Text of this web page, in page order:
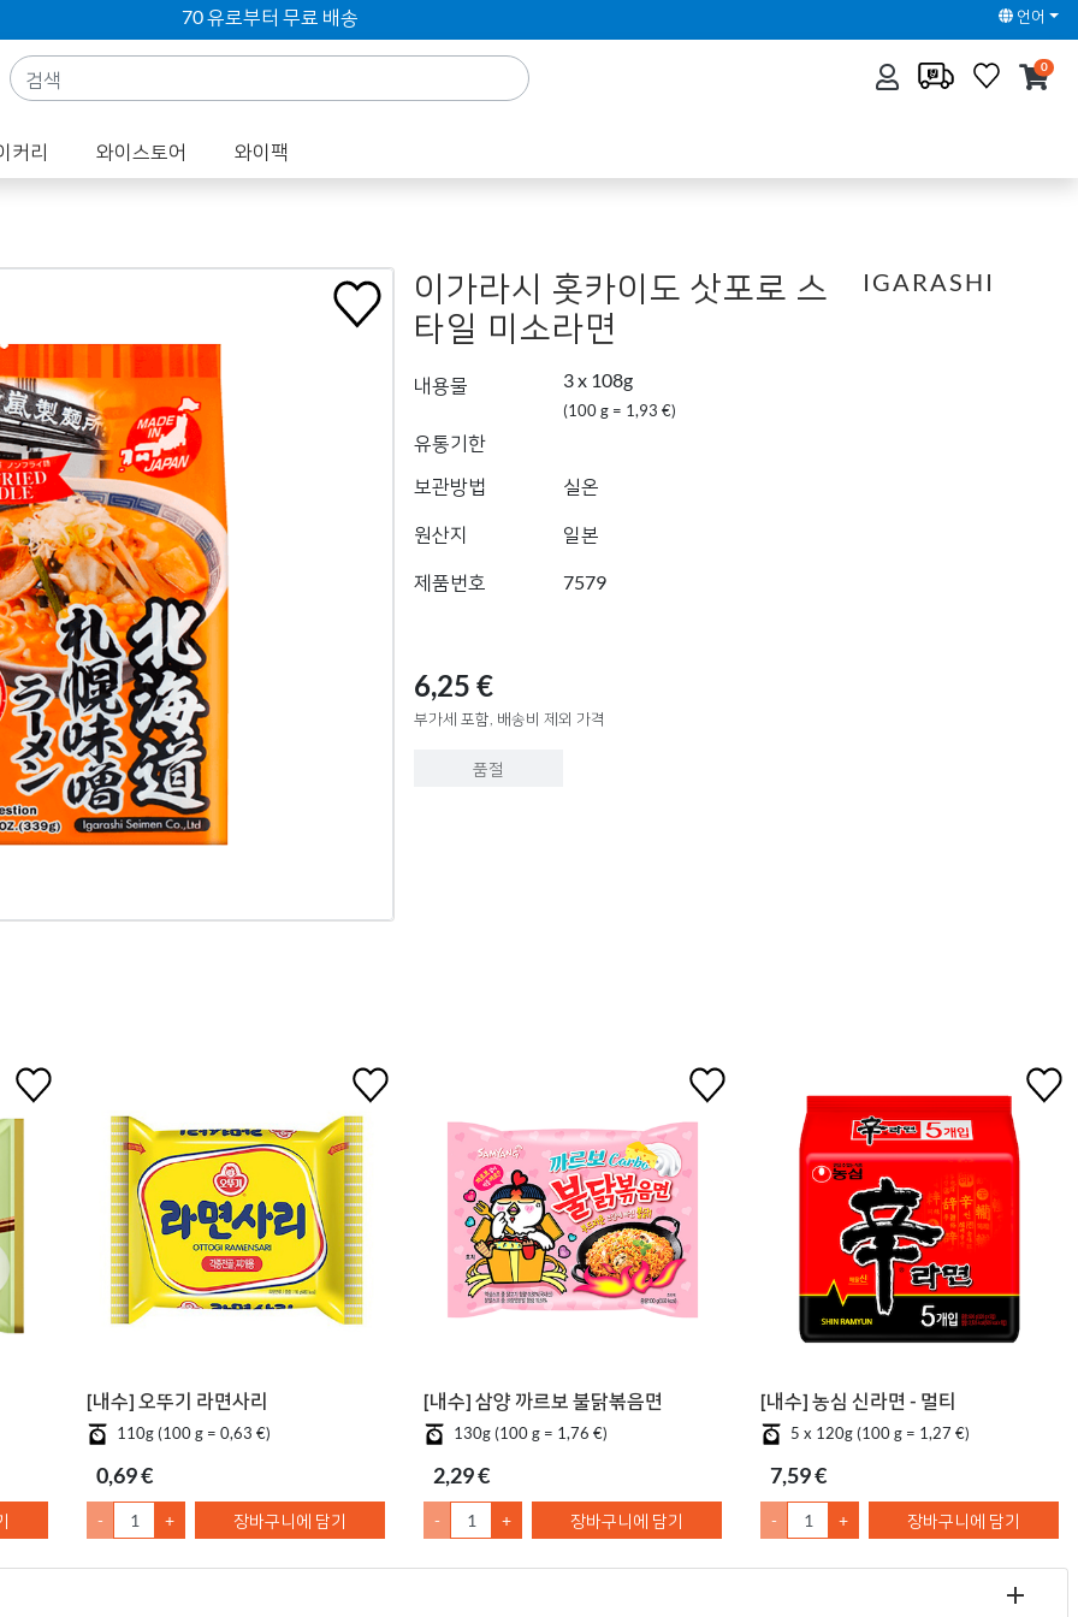
70 유로부터 무료 배송 언어
0
커리 와이스토어 와이팩
이가라시 홋카이도 삿포로 스
타일 미소라면
내용물 3 x 108g
(100 g = 1,93 €)
유통기한
보관방법
실온
원산지 일본
제품번호 7579
IGARASHI
6,25 €
부가세 포함, 배송비 제외 가격
품절
[내수] 오뚜기 라면사리
110g (100 g = 0,63 €)
0,69 €
- + 장바구니에 담기
[내수] 삼양 까르보 불닭볶음면
130g (100 g = 1,76 €)
2,29 €
- + 장바구니에 담기
[내수] 농심 신라면 - 멀티
5 x 120g (100 g = 1,27 €)
7,59 €
- + 장바구니에 담기